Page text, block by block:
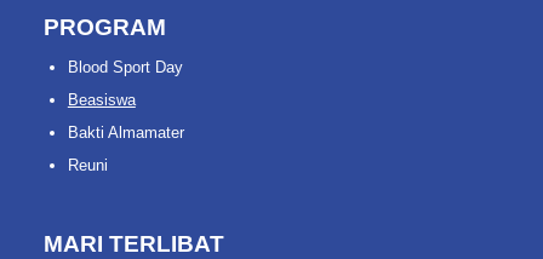
PROGRAM
Blood Sport Day
Beasiswa
Bakti Almamater
Reuni
MARI TERLIBAT